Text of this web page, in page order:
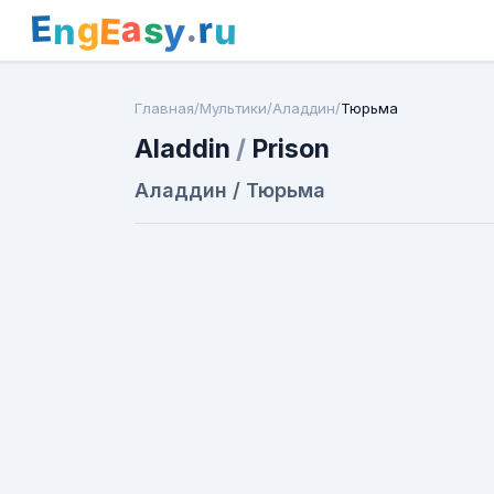
EngEasy.ru
Главная/Мультики/Аладдин/Тюрьма
Aladdin / Prison
Аладдин / Тюрьма